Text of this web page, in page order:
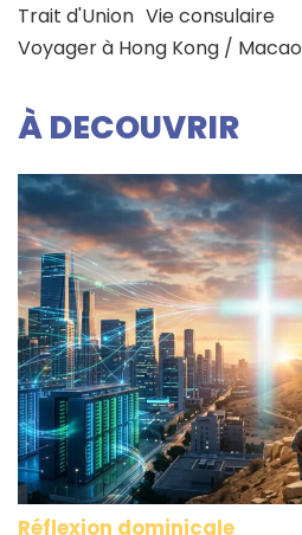
Trait d'Union Vie consulaire
Voyager à Hong Kong / Macao
À DECOUVRIR
Réflexion dominicale